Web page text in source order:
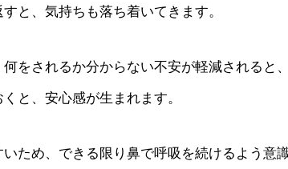
と、気持ちも落ち着いてきます。
をされるか分からない不安が軽減されると
と、安心感が生まれます。
ため、できる限り鼻で呼吸を続けるよう意